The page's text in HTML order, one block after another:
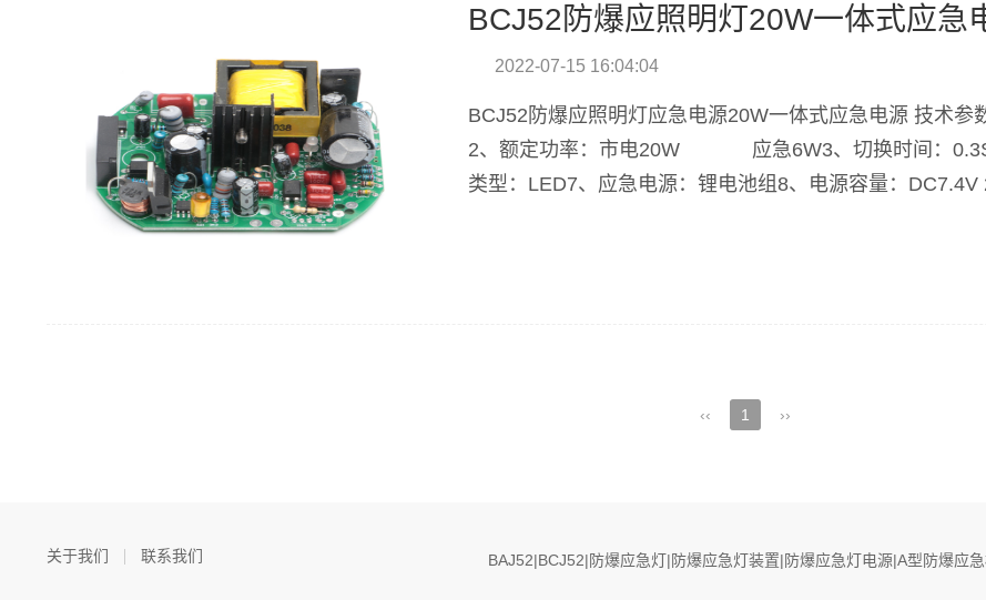
BCJ52防爆应照明灯20W一体式应急
2022-07-15 16:04:04
BCJ52防爆应照明灯应急电源20W一体式应急电源 技
2、额定功率：市电20W 应急6W3、切换时间：
类型：LED7、应急电源：锂电池组8、电源容量：DC7.4V
‹‹ 1 ››
关于我们 联系我们 BAJ52|BCJ52|防爆应急灯|防爆应急灯装置|防爆应急灯电源|A型防爆应